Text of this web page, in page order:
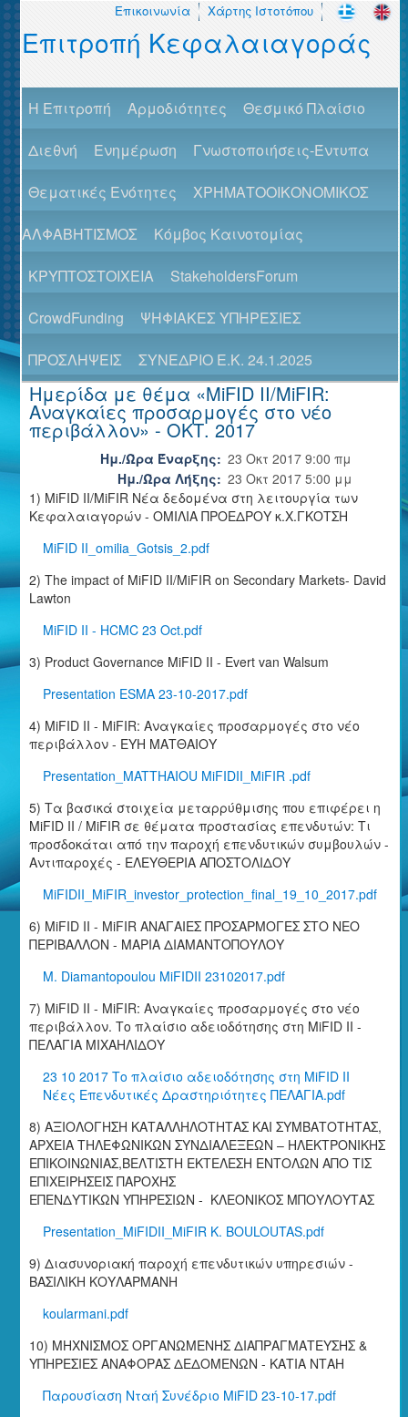
Επικοινωνία Χάρτης Ιστοτόπου
Επιτροπή Κεφαλαιαγοράς
H Επιτροπή Αρμοδιότητες
Θεσμικό Πλαίσιο
Διεθνή
Ενημέρωση
Γνωστοποιήσεις-Έντυπα
Θεματικές Ενότητες
ΧΡΗΜΑΤΟΟΙΚΟΝΟΜΙΚΟΣ
ΑΛΦΑΒΗΤΙΣΜΟΣ
Κόμβος Καινοτομίας
ΚΡΥΠΤΟΣΤΟΙΧΕΙΑ
StakeholdersForum
CrowdFunding
ΨΗΦΙΑΚΕΣ ΥΠΗΡΕΣΙΕΣ
ΠΡΟΣΛΗΨΕΙΣ
ΣΥΝΕΔΡΙΟ Ε.Κ. 24.1.2025
Ημερίδα με θέμα «MiFID II/MiFIR:
Αναγκαίες προσαρμογές στο νέο
περιβάλλον» - ΟΚΤ. 2017
Ημ./Ώρα Έναρξης: 23 Οκτ 2017 9:00 πμ
Ημ./Ώρα Λήξης: 23 Οκτ 2017 5:00 μμ
1) MiFID II/MiFIR Νέα δεδομένα στη λειτουργία των
Κεφαλαιαγορών - ΟΜΙΛΙΑ ΠΡΟΕΔΡΟΥ κ.Χ.ΓΚΟΤΣΗ
MiFID II_omilia_Gotsis_2.pdf
2) The impact of MiFID II/MiFIR on Secondary Markets- David
Lawton
MiFID II - HCMC 23 Oct.pdf
3) Product Governance MiFID II - Evert van Walsum
Presentation ESMA 23-10-2017.pdf
4) MiFID II - MiFIR: Αναγκαίες προσαρμογές στο νέο
περιβάλλον - ΕΥΗ ΜΑΤΘΑΙΟΥ
Presentation_MATTHAIOU MiFIDII_MiFIR .pdf
5) Τα βασικά στοιχεία μεταρρύθμισης που επιφέρει η
MiFID II / MiFIR σε θέματα προστασίας επενδυτών: Τι
προσδοκάται από την παροχή επενδυτικών συμβουλών -
Αντιπαροχές - ΕΛΕΥΘΕΡΙΑ ΑΠΟΣΤΟΛΙΔΟΥ
MiFIDII_MiFIR_investor_protection_final_19_10_2017.pdf
6) MiFID II - MiFIR ΑΝΑΓΑΙΕΣ ΠΡΟΣΑΡΜΟΓΕΣ ΣΤΟ ΝΕΟ
ΠΕΡΙΒΑΛΛΟΝ - ΜΑΡΙΑ ΔΙΑΜΑΝΤΟΠΟΥΛΟΥ
M. Diamantopoulou MiFIDII 23102017.pdf
7) MiFID II - MiFIR: Αναγκαίες προσαρμογές στο νέο
περιβάλλον. Το πλαίσιο αδειοδότησης στη MiFID II -
ΠΕΛΑΓΙΑ ΜΙΧΑΗΛΙΔΟΥ
23 10 2017 Το πλαίσιο αδειοδότησης στη MiFID II
Νέες Επενδυτικές Δραστηριότητες ΠΕΛΑΓΙΑ.pdf
8) ΑΞΙΟΛΟΓΗΣΗ ΚΑΤΑΛΛΗΛΟΤΗΤΑΣ ΚΑΙ ΣΥΜΒΑΤΟΤΗΤΑΣ,
ΑΡΧΕΙΑ ΤΗΛΕΦΩΝΙΚΩΝ ΣΥΝΔΙΑΛΕΞΕΩΝ – ΗΛΕΚΤΡΟΝΙΚΗΣ
ΕΠΙΚΟΙΝΩΝΙΑΣ,ΒΕΛΤΙΣΤΗ ΕΚΤΕΛΕΣΗ ΕΝΤΟΛΩΝ ΑΠΟ ΤΙΣ
ΕΠΙΧΕΙΡΗΣΕΙΣ ΠΑΡΟΧΗΣ
ΕΠΕΝΔΥΤΙΚΩΝ ΥΠΗΡΕΣΙΩΝ - ΚΛΕΟΝΙΚΟΣ ΜΠΟΥΛΟΥΤΑΣ
Presentation_MiFIDII_MiFIR K. BOULOUTAS.pdf
9) Διασυνοριακή παροχή επενδυτικών υπηρεσιών -
ΒΑΣΙΛΙΚΗ ΚΟΥΛΑΡΜΑΝΗ
koularmani.pdf
10) ΜΗΧΝΙΣΜΟΣ ΟΡΓΑΝΩΜΕΝΗΣ ΔΙΑΠΡΑΓΜΑΤΕΥΣΗΣ &
ΥΠΗΡΕΣΙΕΣ ΑΝΑΦΟΡΑΣ ΔΕΔΟΜΕΝΩΝ - ΚΑΤΙΑ ΝΤΑΗ
Παρουσίαση Νταή Συνέδριο MiFID 23-10-17.pdf